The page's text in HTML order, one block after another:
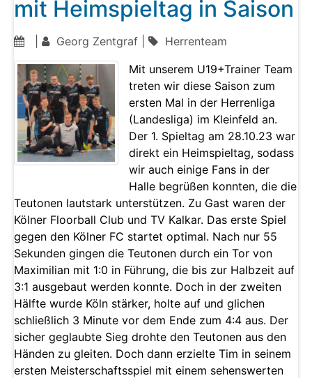
mit Heimspieltag in Saison
Georg Zentgraf |
Herrenteam
Mit unserem U19+Trainer Team
treten wir diese Saison zum
ersten Mal in der Herrenliga
(Landesliga) im Kleinfeld an.
Der 1. Spieltag am 28.10.23 war
direkt ein Heimspieltag, sodass
wir auch einige Fans in der
Halle begrüßen konnten, die die
Teutonen lautstark unterstützen. Zu Gast waren der
Kölner Floorball Club und TV Kalkar. Das erste Spiel
gegen den Kölner FC startet optimal. Nach nur 55
Sekunden gingen die Teutonen durch ein Tor von
Maximilian mit 1:0 in Führung, die bis zur Halbzeit auf
3:1 ausgebaut werden konnte. Doch in der zweiten
Hälfte wurde Köln stärker, holte auf und glichen
schließlich 3 Minute vor dem Ende zum 4:4 aus. Der
sicher geglaubte Sieg drohte den Teutonen aus den
Händen zu gleiten. Doch dann erzielte Tim in seinem
ersten Meisterschaftsspiel mit einem sehenswerten